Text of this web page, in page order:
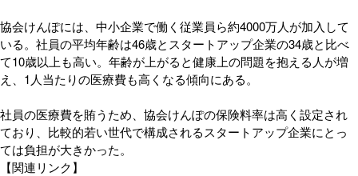
協会けんぽには、中小企業で働く従業員ら約4000万人が加入して
いる。社員の平均年齢は46歳とスタートアップ企業の34歳と比べ
て10歳以上も高い。年齢が上がると健康上の問題を抱える人が増
え、1人当たりの医療費も高くなる傾向にある。
社員の医療費を賄うため、協会けんぽの保険料率は高く設定され
ており、比較的若い世代で構成されるスタートアップ企業にとっ
ては負担が大きかった。
【関連リンク】